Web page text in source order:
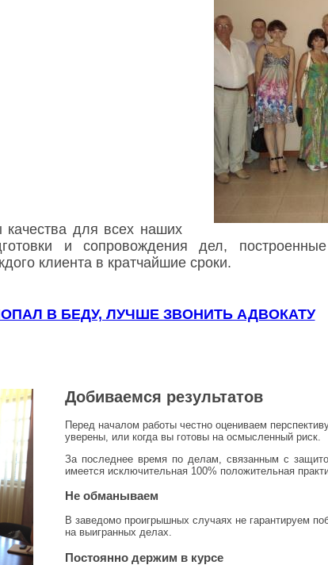
для всех наших
и сопровождения дел,
клиента в кратчайшие сроки.
В БЕДУ, ЛУЧШЕ ЗВОНИТЬ АДВОКАТУ
Добиваемся результатов
Перед началом работы честно оцениваем
уверены, или когда вы готовы на осмысленный риск.
За последнее время по делам, связанным с
имеется исключительная 100% положительная
Не обманываем
В заведомо проигрышных случаях не гарантируем
на выигранных делах.
Постоянно держим в курсе